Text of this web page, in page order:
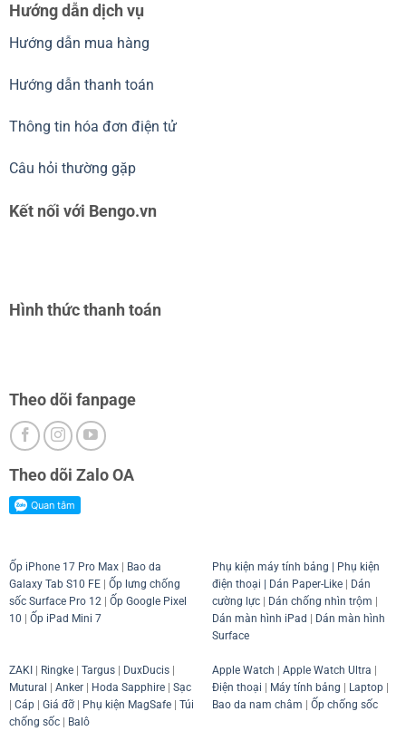
Hướng dẫn dịch vụ
Hướng dẫn mua hàng
Hướng dẫn thanh toán
Thông tin hóa đơn điện tử
Câu hỏi thường gặp
Kết nối với Bengo.vn
Hình thức thanh toán
Theo dõi fanpage
Theo dõi Zalo OA
Ốp iPhone 17 Pro Max| Bao da
Galaxy Tab S10 FE| Ốp lưng chống
sốc Surface Pro 12 | Ốp Google Pixel
10 | Ốp iPad Mini 7
Phụ kiện máy tính bảng | Phụ kiện
điện thoại | Dán Paper-Like| Dán
cường lực| Dán chống nhìn trộm |
Dán màn hình iPad | Dán màn hình
Surface
ZAKI Ringke| Targus| DuxDucis|
Mutural
Anker| Hoda Sapphire| Sạc
Cáp| Giá đỡ| Phụ kiện MagSafe| Túi
chống sốc| Balô
Apple Watch Apple Watch Ultra
Điện thoại
Máy tính bảng Laptop|
Bao da nam châm
Ốp chống sốc